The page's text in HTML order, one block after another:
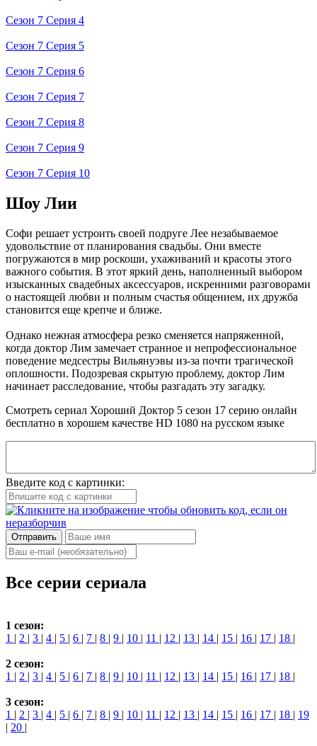
Сезон 7 Серия 4
Сезон 7 Серия 5
Сезон 7 Серия 6
Сезон 7 Серия 7
Сезон 7 Серия 8
Сезон 7 Серия 9
Сезон 7 Серия 10
Шоу Лии
Софи решает устроить своей подруге Лее незабываемое
удовольствие от планирования свадьбы. Они вместе
погружаются в мир роскоши, ухаживаний и красоты этого
важного события. В этот яркий день, наполненный выбором
изысканных свадебных аксессуаров, искренними разговорами
о настоящей любви и полным счастья общением, их дружба
становится еще крепче и ближе.
Однако нежная атмосфера резко сменяется напряженной,
когда доктор Лим замечает странное и непрофессиональное
поведение медсестры Вильянуэвы из-за почти трагической
оплошности. Подозревая скрытую проблему, доктор Лим
начинает расследование, чтобы разгадать эту загадку.
Смотреть сериал Хороший Доктор 5 сезон 17 серию онлайн
бесплатно в хорошем качестве HD 1080 на русском языке
Введите код с картинки:
Отправить
Все серии сериала
1 сезон:
1 | 2 | 3 | 4 | 5 | 6 | 7 | 8 | 9 | 10 | 11 | 12 | 13 | 14 | 15 | 16 | 17 | 18 |
2 сезон:
1 | 2 | 3 | 4 | 5 | 6 | 7 | 8 | 9 | 10 | 11 | 12 | 13 | 14 | 15 | 16 | 17 | 18 |
3 сезон:
1 | 2 | 3 | 4 | 5 | 6 | 7 | 8 | 9 | 10 | 11 | 12 | 13 | 14 | 15 | 16 | 17 | 18 | 19
| 20 |